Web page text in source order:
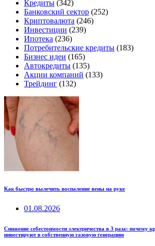
Кредиты (342)
Банковский сектор (252)
Криптовалюта (246)
Инвестиции (239)
Ипотека (236)
Потребительские кредиты (183)
Бизнес идеи (165)
Автокредиты (135)
Акции компаний (133)
Трейдинг (132)
Как быстро вылечить воспаление вены на руке
01.08.2026
Снижение себестоимости электричества в 3 раза: почему
инвестируют в собственную газовую генерацию